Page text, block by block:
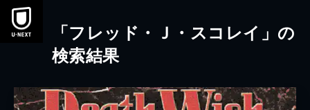
本文へスキップ
「フレッド・Ｊ・スコレイ」の
検索結果